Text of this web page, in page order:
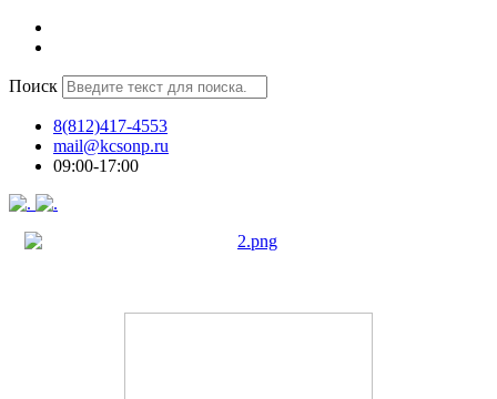
Поиск
8(812)417-4553
mail@kcsonp.ru
09:00-17:00